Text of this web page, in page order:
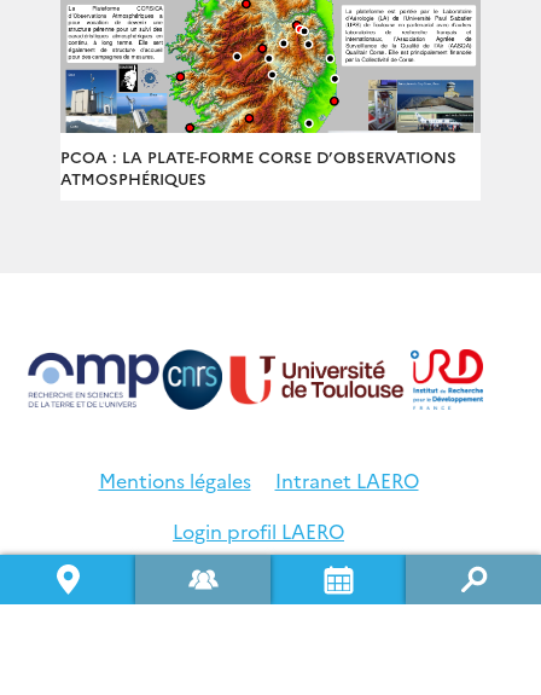
PCOA : LA PLATE-FORME CORSE D’OBSERVATIONS
ATMOSPHÉRIQUES
Mentions légales
Intranet LAERO
Login profil LAERO